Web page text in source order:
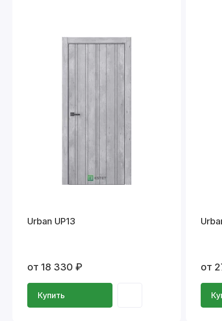
Urban UP13
от 18 330 ₽
Купить
от